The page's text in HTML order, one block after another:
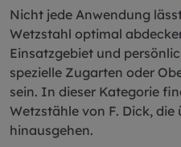
Nicht jede Anwendung
Wetzstahl optimal
Einsatzgebiet und
spezielle Zugarten oder
sein. In dieser Kategorie
Wetzstähle von F. Dick, die
hinausgehen.